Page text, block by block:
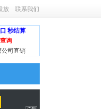
放 联系我们
秒结算
询
公司直销